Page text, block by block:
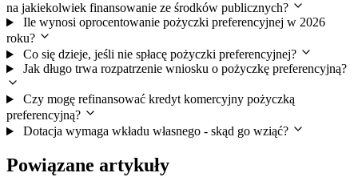
na jakiekolwiek finansowanie ze środków publicznych?
Ile wynosi oprocentowanie pożyczki preferencyjnej w 2026
roku?
Co się dzieje, jeśli nie spłacę pożyczki preferencyjnej?
Jak długo trwa rozpatrzenie wniosku o pożyczkę preferencyjną?
Czy mogę refinansować kredyt komercyjny pożyczką
preferencyjną?
Dotacja wymaga wkładu własnego - skąd go wziąć?
Powiązane artykuły